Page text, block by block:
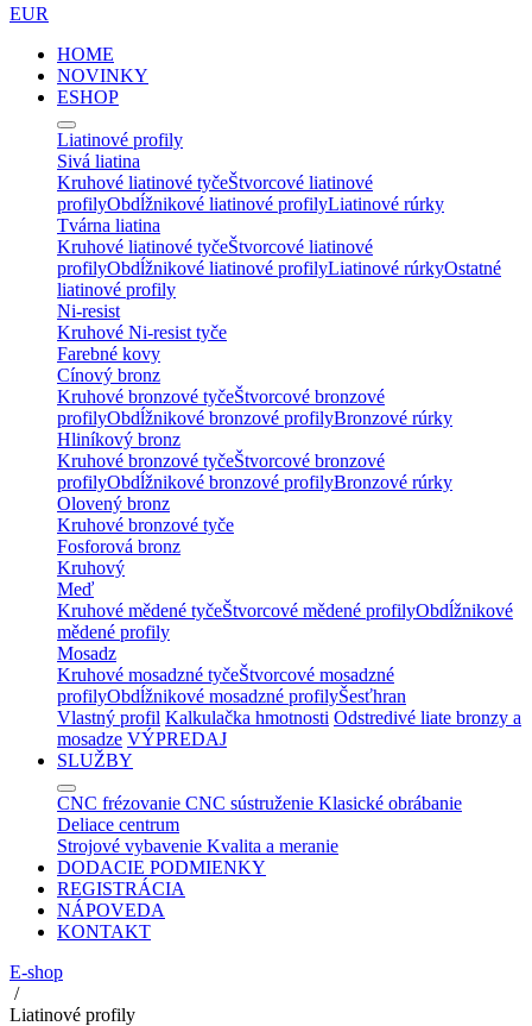
EUR
HOME
NOVINKY
ESHOP
Liatinové profily
Sivá liatina
Kruhové liatinové tyčeŠtvorcové liatinové
profilyObdĺžnikové liatinové profilyLiatinové rúrky
Tvárna liatina
Kruhové liatinové tyčeŠtvorcové liatinové
profilyObdĺžnikové liatinové profilyLiatinové rúrkyOstatné
liatinové profily
Ni-resist
Kruhové Ni-resist tyče
Farebné kovy
Cínový bronz
Kruhové bronzové tyčeŠtvorcové bronzové
profilyObdĺžnikové bronzové profilyBronzové rúrky
Hliníkový bronz
Kruhové bronzové tyčeŠtvorcové bronzové
profilyObdĺžnikové bronzové profilyBronzové rúrky
Olovený bronz
Kruhové bronzové tyče
Fosforová bronz
Kruhový
Meď
Kruhové mědené tyčeŠtvorcové mědené profilyObdĺžnikové
mědené profily
Mosadz
Kruhové mosadzné tyčeŠtvorcové mosadzné
profilyObdĺžnikové mosadzné profilyŠesťhran
Vlastný profil Kalkulačka hmotnosti Odstredivé liate bronzy a
mosadze VÝPREDAJ
SLUŽBY
CNC frézovanie CNC sústruženie Klasické obrábanie
Deliace centrum
Strojové vybavenie Kvalita a meranie
DODACIE PODMIENKY
REGISTRÁCIA
NÁPOVEDA
KONTAKT
E-shop
/
Liatinové profily